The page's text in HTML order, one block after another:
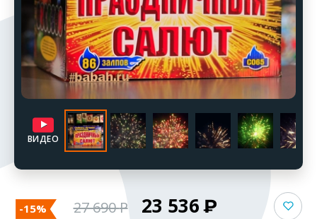
ВИДЕО
-15% 27 690 23 536